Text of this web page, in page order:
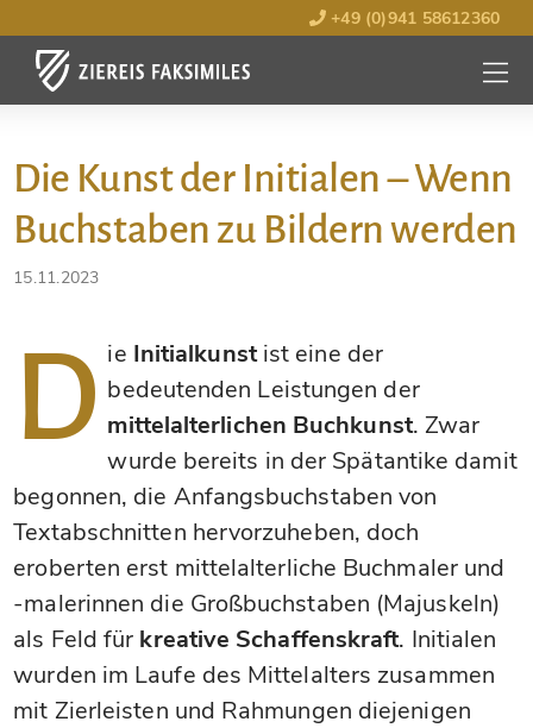
+49 (0)941 58612360
MENÜ
Die Kunst der Initialen – Wenn
Buchstaben zu Bildern werden
15.11.2023
D ie Initialkunstist eine der
bedeutenden Leistungen der
mittelalterlichen Buchkunst. Zwar
wurde bereits in der Spätantike damit
begonnen, die Anfangsbuchstaben von
Textabschnitten hervorzuheben, doch
eroberten erst mittelalterliche Buchmaler und
-malerinnen die Großbuchstaben (Majuskeln)
als Feld für kreative Schaffenskraft. Initialen
wurden im Laufe des Mittelalters zusammen
mit Zierleisten und Rahmungen diejenigen